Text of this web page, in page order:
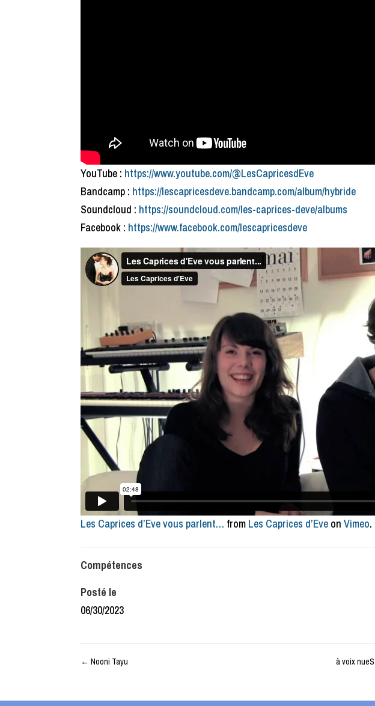
YouTube : https://www.youtube.com/@LesCapricesdEve
Bandcamp : https://lescapricesdeve.bandcamp.com/album/hybride
Soundcloud : https://soundcloud.com/les-caprices-deve/albums
Facebook : https://www.facebook.com/lescapricesdeve
Les Caprices d’Eve vous parlent… from Les Caprices d’Eve onVimeo.
Compétences
Posté le
06/30/2023
← Nooni Tayu à voix